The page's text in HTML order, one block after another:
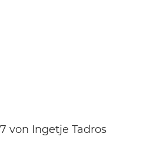
von Ingetje Tadros